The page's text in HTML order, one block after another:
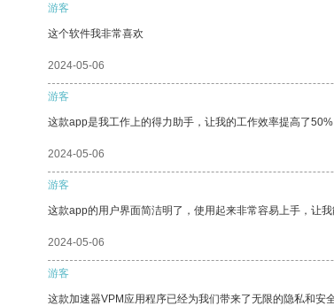
游客
这个软件我非常喜欢
2024-05-06
游客
这款app是我工作上的得力助手，让我的工作效率提高了
2024-05-06
游客
这款app的用户界面简洁明了，使用起来非常容易上手，让我
2024-05-06
游客
这款加速器VPM应用程序已经为我们带来了无限的隐私和安全